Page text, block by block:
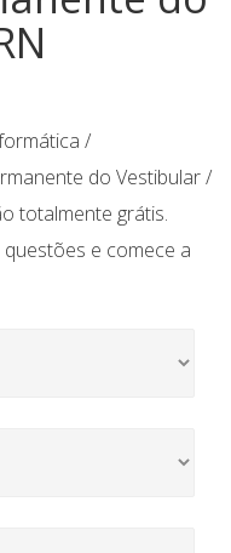
/
do Vestibular /
totalmente grátis.
e comece a